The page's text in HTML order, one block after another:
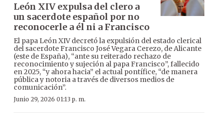
León XIV expulsa del clero a
un sacerdote español por no
reconocerle a él ni a Francisco
El papa León XIV decretó la expulsión del estado clerical
del sacerdote Francisco José Vegara Cerezo, de Alicante
(este de España), “ante su reiterado rechazo de
reconocimiento y sujeción al papa Francisco”, fallecido
en 2025, “y ahora hacia” el actual pontífice, “de manera
pública y notoria a través de diversos medios de
comunicación”.
Junio 29, 2026 01:13 p. m.